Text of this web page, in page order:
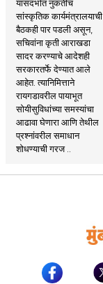
यासंदर्भात नुकतीच
सांस्कृतिक कार्यमंत्रालयाची
बैठकही पार पडली असून,
सचिवांना कृती आराखडा
सादर करण्याचे आदेशही
सरकारतर्फे देण्यात आले
आहेत. त्यानिमित्ताने
रायगडावरील पायाभूत
सोयीसुविधांच्या समस्यांचा
आढावा घेणारा आणि तेथील
प्रश्नांवरील समाधान
शोधण्याची गरज ..